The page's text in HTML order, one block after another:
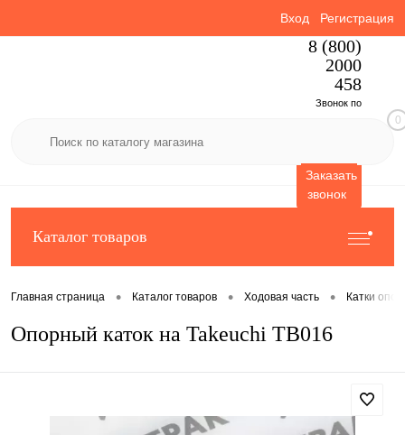
Вход Регистрация
8 (800)
2000
458
Звонок по
Заказать
звонок
0
Каталог товаров
Главная страница • Каталог товаров • Ходовая часть • Катки
Опорный каток на Takeuchi TB016